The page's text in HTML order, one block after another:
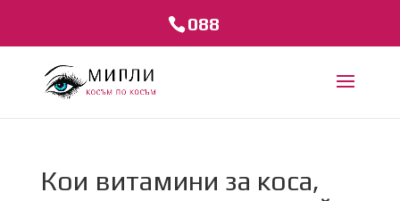
088
Кои витамини за коса,